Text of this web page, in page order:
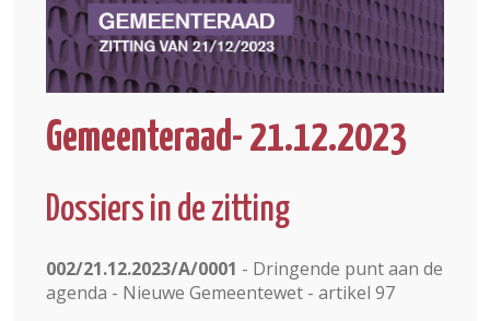
In 1 klik
Gemeenteraad- 21.12.2023
Dossiers in de zitting
002/21.12.2023/A/0001 - Dringende punt aan de
agenda - Nieuwe Gemeentewet - artikel 97